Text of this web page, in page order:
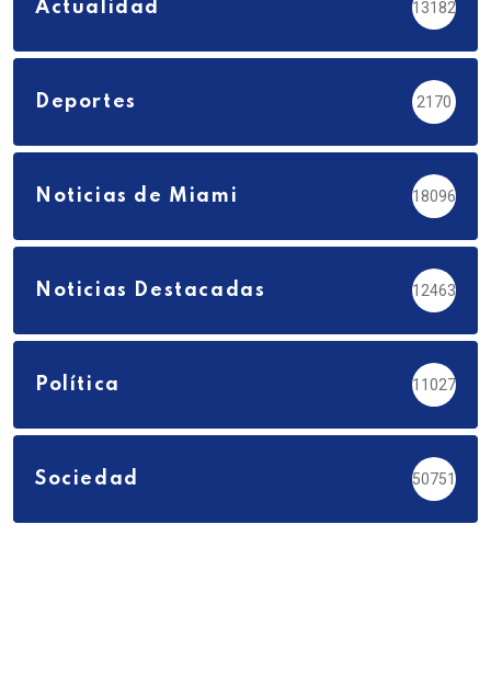
Actualidad 13182
Deportes 2170
Noticias de Miami 18096
Noticias Destacadas 12463
Política 11027
Sociedad 50751